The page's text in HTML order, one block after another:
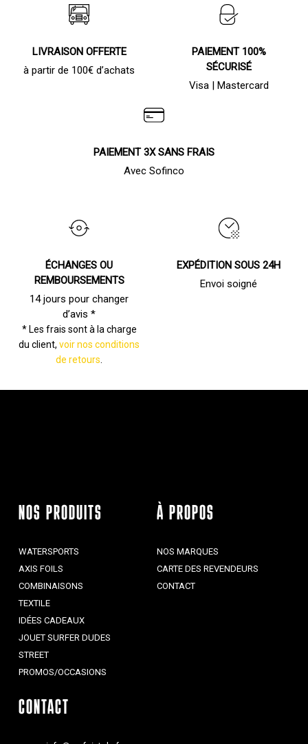
produit
LIVRAISON OFFERTE
à partir de 100€ d’achats
PAIEMENT 100%
SÉCURISÉ
Visa | Mastercard
PAIEMENT 3X SANS FRAIS
Avec Sofinco
ÉCHANGES OU
REMBOURSEMENTS
14 jours pour changer
d’avis *
* Les frais sont à la charge
du client,voir nos conditions
de retours
EXPÉDITION SOUS 24H
Envoi soigné
NOS PRODUITS
WATERSPORTS
AXIS FOILS
COMBINAISONS
TEXTILE
IDÉES CADEAUX
JOUET SURFER DUDES
STREET
PROMOS/OCCASIONS
À PROPOS
NOS MARQUES
CARTE DES REVENDEURS
CONTACT
CONTACT